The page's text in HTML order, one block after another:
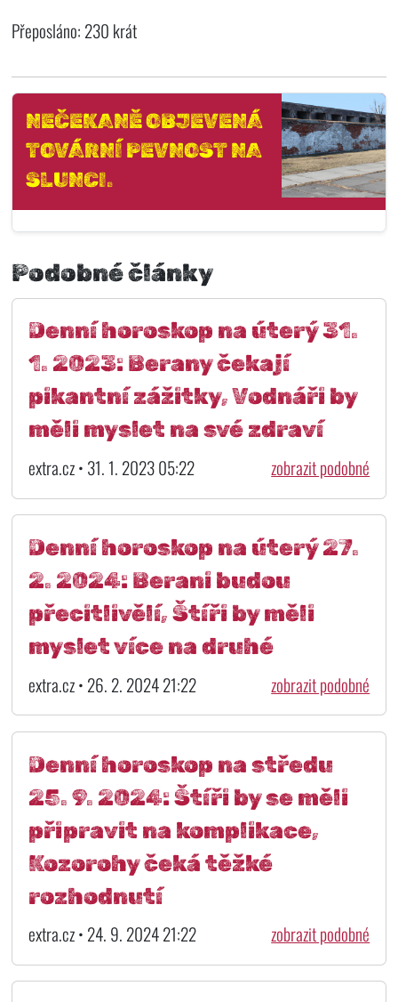
Přeposláno: 230 krát
NEČEKANĚ OBJEVENÁ
TOVÁRNÍ PEVNOST NA
SLUNCI.
Podobné články
Denní horoskop na úterý 31.
1. 2023: Berany čekají
pikantní zážitky, Vodnáři by
měli myslet na své zdraví
extra.cz • 31. 1. 2023 05:22 zobrazit podobné
Denní horoskop na úterý 27.
2. 2024: Berani budou
přecitlivělí, Štíři by měli
myslet více na druhé
extra.cz • 26. 2. 2024 21:22 zobrazit podobné
Denní horoskop na středu
25. 9. 2024: Štíři by se měli
připravit na komplikace,
Kozorohy čeká těžké
rozhodnutí
extra.cz • 24. 9. 2024 21:22 zobrazit podobné